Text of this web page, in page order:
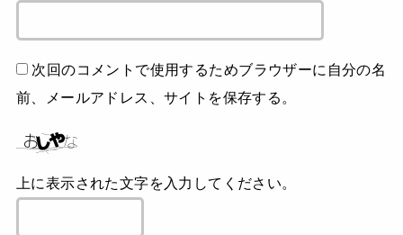
次回のコメントで使用するためブラウザーに自分の名
前、メールアドレス、サイトを保存する。
上に表示された文字を入力してください。